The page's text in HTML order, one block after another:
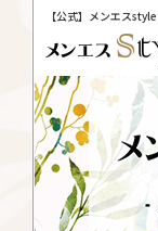
【公式】メンエスstyle